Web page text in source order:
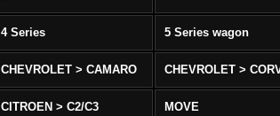
4 Series 5 Series wagon
CHEVROLET > CAMARO
CITROEN > C2/C3 MOVE